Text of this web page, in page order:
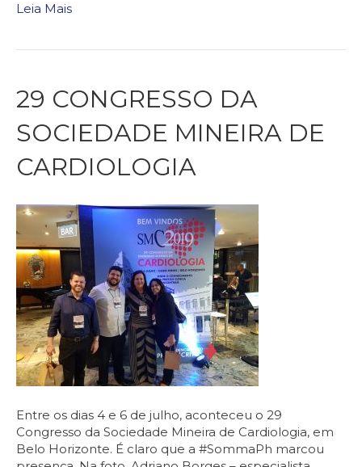
Leia Mais
29 CONGRESSO DA
SOCIEDADE MINEIRA DE
CARDIOLOGIA
Entre os dias 4 e 6 de julho, aconteceu o 29
Congresso da Sociedade Mineira de Cardiologia, em
Belo Horizonte. É claro que a #SommaPh marcou